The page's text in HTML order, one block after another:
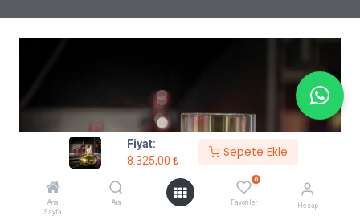
Fiyat:
8.325,00 ₺
Sepete Ekle
Ana
Sayfa
Ara
0
Favoriler Hesap